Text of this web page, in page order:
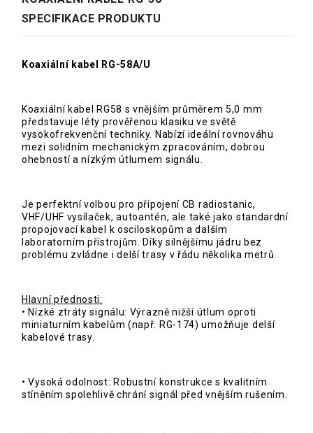
SPECIFIKACE PRODUKTU
Koaxiální kabel RG-58A/U
Koaxiální kabel RG58 s vnějším průměrem 5,0 mm
představuje léty prověřenou klasiku ve světě
vysokofrekvenční techniky. Nabízí ideální rovnováhu
mezi solidním mechanickým zpracováním, dobrou
ohebností a nízkým útlumem signálu.
Je perfektní volbou pro připojení CB radiostanic,
VHF/UHF vysílaček, autoantén, ale také jako standardní
propojovací kabel k osciloskopům a dalším
laboratorním přístrojům. Díky silnějšímu jádru bez
problému zvládne i delší trasy v řádu několika metrů.
Hlavní přednosti:
• Nízké ztráty signálu: Výrazně nižší útlum oproti
miniaturním kabelům (např. RG-174) umožňuje delší
kabelové trasy.
• Vysoká odolnost: Robustní konstrukce s kvalitním
stíněním spolehlivě chrání signál před vnějším rušením.